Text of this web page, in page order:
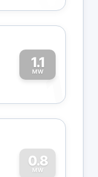
1.1
MW1
0.8
MW